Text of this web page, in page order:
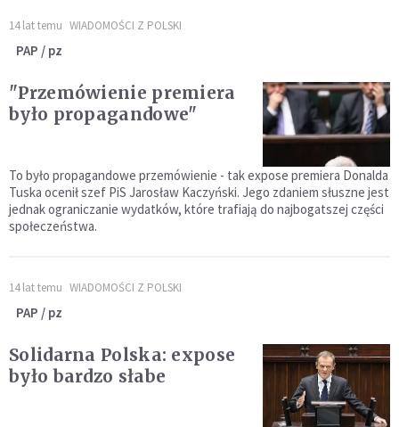
14 lat temu WIADOMOŚCI Z POLSKI
PAP / pz
"Przemówienie premiera
było propagandowe"
To było propagandowe przemówienie - tak expose premiera Donalda
Tuska ocenił szef PiS Jarosław Kaczyński. Jego zdaniem słuszne jest
jednak ograniczanie wydatków, które trafiają do najbogatszej części
społeczeństwa.
14 lat temu WIADOMOŚCI Z POLSKI
PAP / pz
Solidarna Polska: expose
było bardzo słabe